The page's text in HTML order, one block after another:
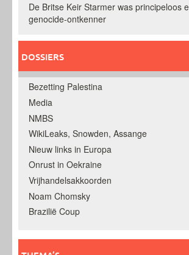
De Britse Keir Starmer was principeloos
genocide-ontkenner
DOSSIERS
Bezetting Palestina
Media
NMBS
WikiLeaks, Snowden, Assange
Nieuw links in Europa
Onrust in Oekraine
Vrijhandelsakkoorden
Noam Chomsky
Brazilië Coup